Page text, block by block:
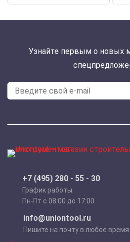
Узнайте первым о новых
+7 (495) 280 - 55 - 30
График работы:
Пн-Пт с 08:00 до 17:00
info@uniontool.ru
Пишите на почту в любое время